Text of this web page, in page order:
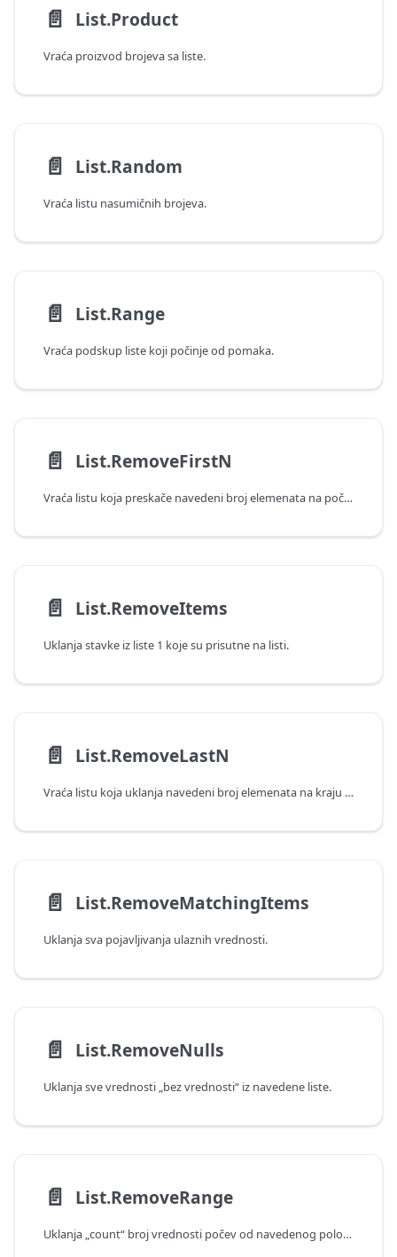
📄️ List.Product
Vraća proizvod brojeva sa liste.
📄️ List.Random
Vraća listu nasumičnih brojeva.
📄️ List.Range
Vraća podskup liste koji počinje od pomaka.
📄️ List.RemoveFirstN
Vraća listu koja preskače navedeni broj elemenata na početku liste.
📄️ List.RemoveItems
Uklanja stavke iz liste 1 koje su prisutne na listi.
📄️ List.RemoveLastN
Vraća listu koja uklanja navedeni broj elemenata na kraju liste.
📄️ List.RemoveMatchingItems
Uklanja sva pojavljivanja ulaznih vrednosti.
📄️ List.RemoveNulls
Uklanja sve vrednosti „bez vrednosti“ iz navedene liste.
📄️ List.RemoveRange
Uklanja „count“ broj vrednosti počev od navedenog položaja.